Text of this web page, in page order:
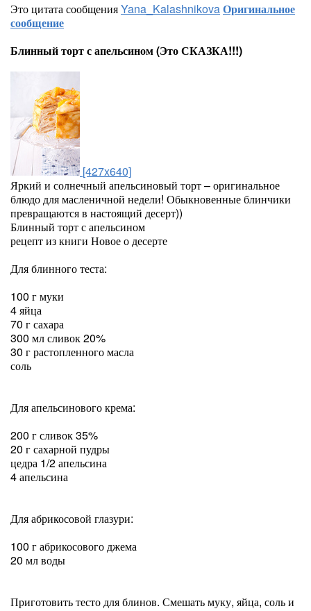
Это цитата сообщенияYana_KalashnikovaОригинальное
сообщение
Блинный торт с апельсином (Это СКАЗКА!!!)
[427x640]
Яркий и солнечный апельсиновый торт – оригинальное
блюдо для масленичной недели! Обыкновенные блинчики
превращаются в настоящий десерт))
Блинный торт с апельсином
рецепт из книги Новое о десерте
Для блинного теста:
100 г муки
4 яйца
70 г сахара
300 мл сливок 20%
30 г растопленного масла
соль
Для апельсинового крема:
200 г сливок 35%
20 г сахарной пудры
цедра 1/2 апельсина
4 апельсина
Для абрикосовой глазури:
100 г абрикосового джема
20 мл воды
Приготовить тесто для блинов. Смешать муку, яйца, соль и